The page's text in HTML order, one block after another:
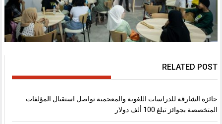
RELATED POST
جائزة الشارقة للدراسات اللغوية والمعجمية تواصل استقبال المؤلفات
المتخصصة بجوائز تبلغ 100 ألف دولار